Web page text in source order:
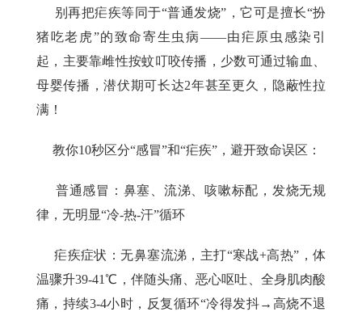
别再把疟疾等同于“普通发烧”，它可是擅长“扮
猪吃老虎”的致命寄生虫病——由疟原虫感染引
起，主要靠雌性按蚊叮咬传播，少数可通过输血、
母婴传播，潜伏期可长达2年甚至更久，隐蔽性拉
满！
教你10秒区分“感冒”和“疟疾”，避开致命误区：
普通感冒：鼻塞、流涕、咳嗽标配，发烧无规
律，无明显“冷-热-汗”循环
疟疾症状 ：无鼻塞流涕，主打“寒战+高热”，体
温骤升39-41℃，伴随头痛、恶心呕吐、全身肌肉酸
痛，持续3-4小时，反复循环“冷得发抖→高烧不退